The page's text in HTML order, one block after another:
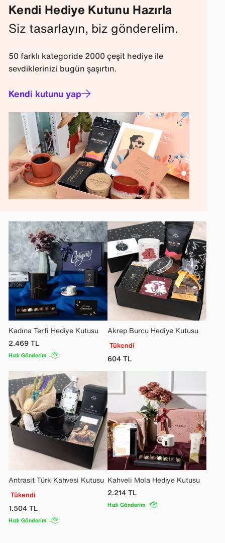
Kendi Hediye Kutunu Hazırla
Siz tasarlayın, biz gönderelim.
50 farklı kategoride 2000 çeşit hediye ile
sevdiklerinizi bugün şaşırtın.
Kendi kutunu yap
Kadına Terfi Hediye Kutusu
2.469TL
Hızlı Gönderim
Akrep Burcu Hediye Kutusu
Tükendi
604TL
Antrasit Türk Kahvesi Kutusu
Tükendi
1.504TL
Hızlı Gönderim
Kahveli Mola Hediye Kutusu
2.214TL
Hızlı Gönderim